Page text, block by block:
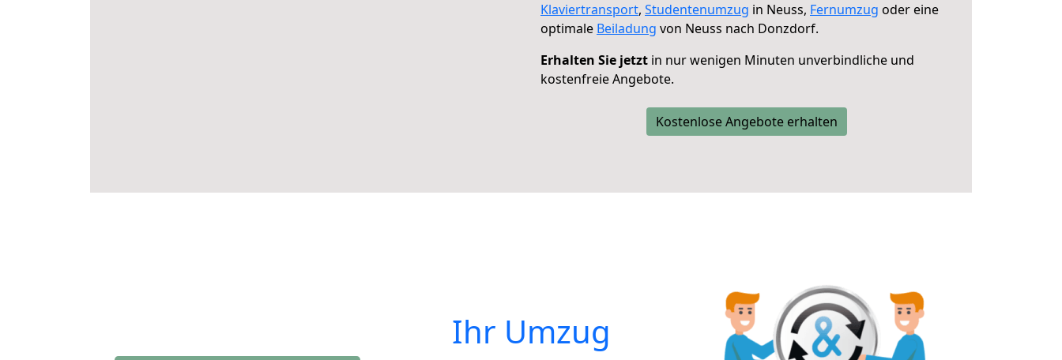
Klaviertransport, Studentenumzug in Neuss, Fernumzug oder eine
optimale Beiladung von Neuss nach Donzdorf.
Erhalten Sie jetzt in nur wenigen Minuten unverbindliche und
kostenfreie Angebote.
Kostenlose Angebote erhalten
Ihr Umzug